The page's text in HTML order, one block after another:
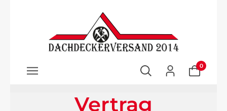
Zum Hauptinhalt springen
0
Vertrag